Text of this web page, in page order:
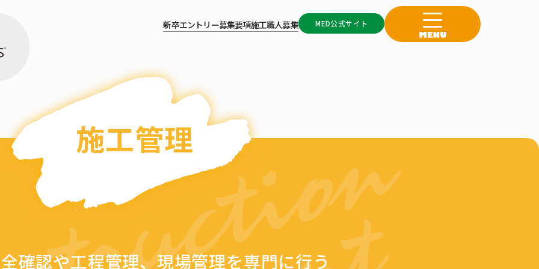
新卒エントリー募集要項施工職人募集 MED公式サイト
施工管理
確認や工程管理、現場管理を専門に行う